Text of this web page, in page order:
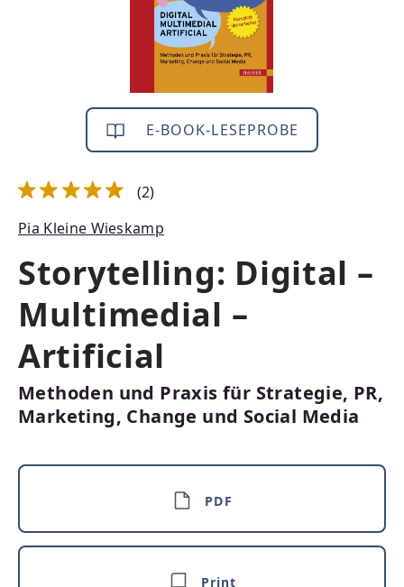
E-BOOK-LESEPROBE
(2)
Pia Kleine Wieskamp
Storytelling: Digital –
Multimedial –
Artificial
Methoden und Praxis für Strategie, PR,
Marketing, Change und Social Media
PDF
Print